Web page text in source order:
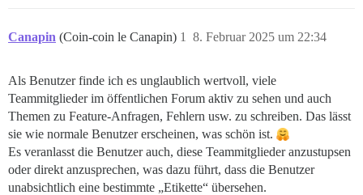
Canapin (Coin-coin le Canapin) 8. Februar 2025 um 22:34
1
Als Benutzer finde ich es unglaublich wertvoll, viele
Teammitglieder im öffentlichen Forum aktiv zu sehen und auch
Themen zu Feature-Anfragen, Fehlern usw. zu schreiben. Das lässt
sie wie normale Benutzer erscheinen, was schön ist.
Es veranlasst die Benutzer auch, diese Teammitglieder anzustupsen
oder direkt anzusprechen, was dazu führt, dass die Benutzer
unabsichtlich eine bestimmte „Etikette“ übersehen.